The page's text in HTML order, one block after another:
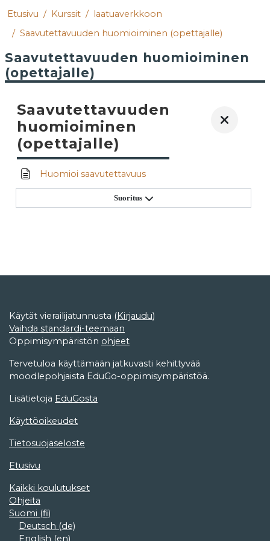
Etusivu Kurssit
laatuaverkkoon
Saavutettavuuden huomioiminen (opettajalle)
Saavutettavuuden huomioiminen
(opettajalle)
Saavutettavuuden
huomioiminen
(opettajalle)
Huomioi saavutettavuus
Suoritus
Käytät vierailijatunnusta (Kirjaudu)
Vaihda standardi-teemaan
Oppimisympäristön ohjeet
Tervetuloa käyttämään jatkuvasti kehittyvää
moodlepohjaista EduGo-oppimisympäristöä.
Lisätietoja EduGosta
Käyttöoikeudet
Tietosuojaseloste
Etusivu
Kaikki koulutukset
Ohjeita
Suomi ‎(fi)‎
Deutsch ‎(de)‎
English ‎(en)‎